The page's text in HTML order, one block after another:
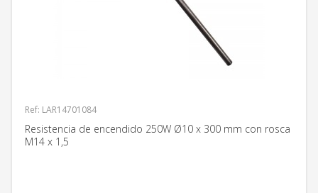
Ref: LAR14701084
Resistencia de encendido 250W Ø10 x 300 mm con rosca
M14 x 1,5